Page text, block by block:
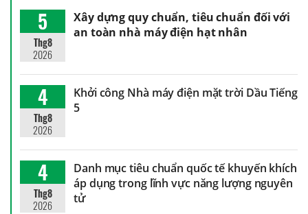
5
Thg8
2026
Xây dựng quy chuẩn, tiêu chuẩn đối với
an toàn nhà máy điện hạt nhân
4
Thg8
2026
Khởi công Nhà máy điện mặt trời Dầu Tiếng
5
4
Thg8
2026
Danh mục tiêu chuẩn quốc tế khuyến khích
áp dụng trong lĩnh vực năng lượng nguyên
tử